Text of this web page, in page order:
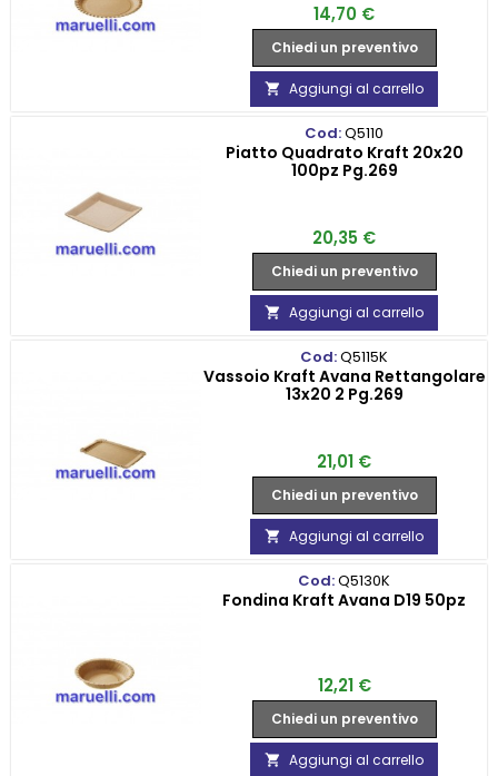
Prezzo
14,70 €
Chiedi un preventivo
 Aggiungi al carrello
Cod:Q5110
Piatto Quadrato Kraft 20x20
100pz Pg.269
Prezzo
20,35 €
Chiedi un preventivo
 Aggiungi al carrello
Cod:Q5115K
Vassoio Kraft Avana Rettangolare
13x20 2 Pg.269
Prezzo
21,01 €
Chiedi un preventivo
 Aggiungi al carrello
Cod:Q5130K
Fondina Kraft Avana D19 50pz
Prezzo
12,21 €
Chiedi un preventivo
 Aggiungi al carrello